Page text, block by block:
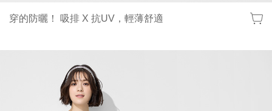
穿的防曬！ 吸排 X 抗UV，輕薄舒適